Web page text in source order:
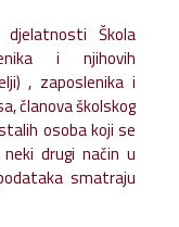
djelatnosti Škola
i njihovih
, zaposlenika i
članova školskog
osoba koji se
drugi način u
smatraju